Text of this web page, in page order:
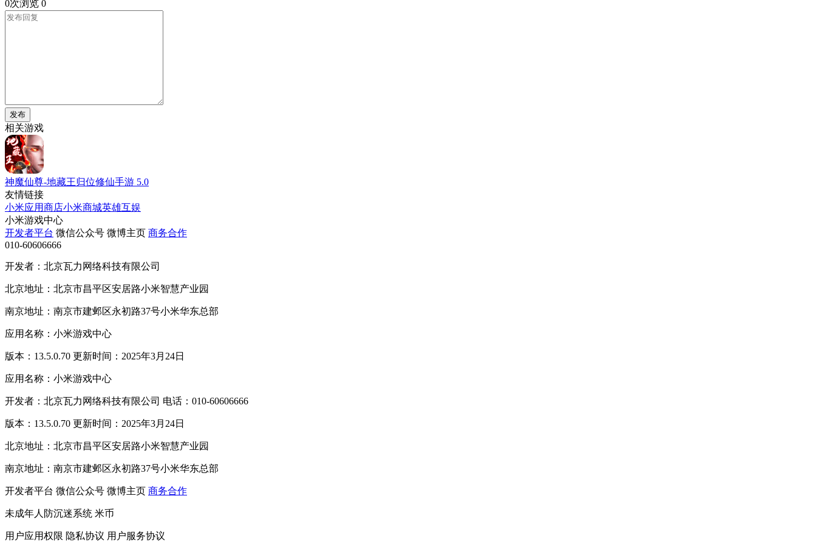
0次浏览 0
发布
相关游戏
神魔仙尊-地藏王归位修仙手游 5.0
友情链接
小米应用商店小米商城英雄互娱
小米游戏中心
开发者平台 微信公众号 微博主页 商务合作
010-60606666
开发者：北京瓦力网络科技有限公司
北京地址：北京市昌平区安居路小米智慧产业园
南京地址：南京市建邺区永初路37号小米华东总部
应用名称：小米游戏中心
版本：13.5.0.70 更新时间：2025年3月24日
应用名称：小米游戏中心
开发者：北京瓦力网络科技有限公司 电话：010-60606666
版本：13.5.0.70 更新时间：2025年3月24日
北京地址：北京市昌平区安居路小米智慧产业园
南京地址：南京市建邺区永初路37号小米华东总部
开发者平台 微信公众号 微博主页 商务合作
未成年人防沉迷系统 米币
用户应用权限 隐私协议 用户服务协议